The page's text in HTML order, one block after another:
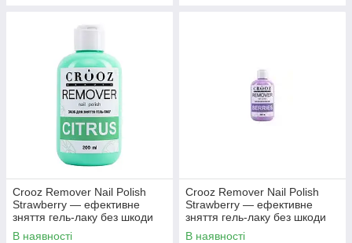
Crooz Remover Nail Polish
Strawberry — ефективне
зняття гель-лаку без шкоди
для нігтів, 200 мл citrus
В наявності
Crooz Remover Nail Polish
Strawberry — ефективне
зняття гель-лаку без шкоди
для нігтів, 200 мл berries
В наявності